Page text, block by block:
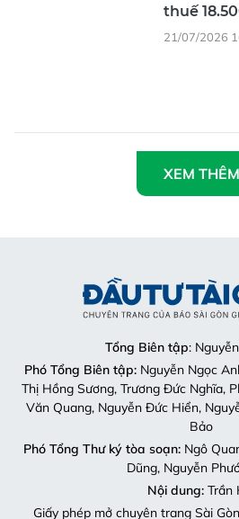
thuế
21/07/2026
XEM THÊM
Tổng Biên tập:
Phó Tổng Biên tập:Nguyễn Ngọc
Thị Hồng Sương, Trương Đức Nghĩa,
Văn Quang, Nguyễn Đức Hiển,
Bảo
Phó Tổng Thư ký tòa soạn:Ngô
Dũng, Nguyễn
Nội dung:Trần
Giấy phép mở chuyên trang Sài